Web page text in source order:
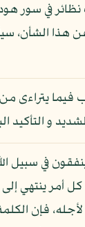
و للآيات نظائر في
هذا الشأن،
يتراءى من
و التأكيد
في سبيل
كل أمر ينتهي
فإن